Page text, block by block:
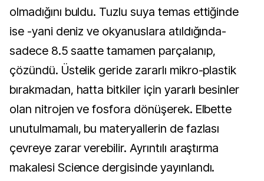
olmadığını buldu. Tuzlu suya temas ettiğinde
ise -yani deniz ve okyanuslara atıldığında-
sadece 8.5 saatte tamamen parçalanıp,
çözündü. Üstelik geride zararlı mikro-plastik
bırakmadan, hatta bitkiler için yararlı besinler
olan nitrojen ve fosfora dönüşerek. Elbette
unutulmamalı, bu materyallerin de fazlası
çevreye zarar verebilir. Ayrıntılı araştırma
makalesi Science dergisinde yayınlandı.